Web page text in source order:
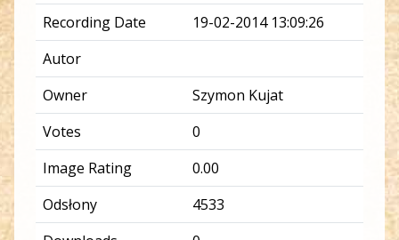
Recording Date
19-02-2014 13:09:26
Autor
Owner
Szymon Kujat
Votes
0
Image Rating
0.00
Odsłony
4533